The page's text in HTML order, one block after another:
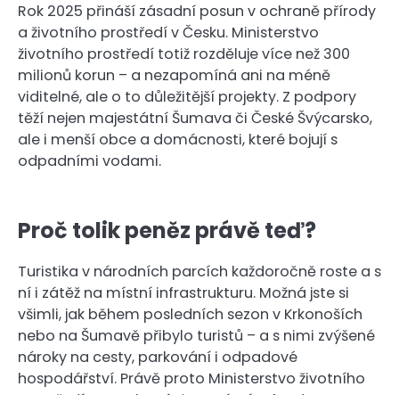
Rok 2025 přináší zásadní posun v ochraně přírody
a životního prostředí v Česku. Ministerstvo
životního prostředí totiž rozděluje více než 300
milionů korun – a nezapomíná ani na méně
viditelné, ale o to důležitější projekty. Z podpory
těží nejen majestátní Šumava či České Švýcarsko,
ale i menší obce a domácnosti, které bojují s
odpadními vodami.
Proč tolik peněz právě teď?
Turistika v národních parcích každoročně roste a s
ní i zátěž na místní infrastrukturu. Možná jste si
všimli, jak během posledních sezon v Krkonoších
nebo na Šumavě přibylo turistů – a s nimi zvýšené
nároky na cesty, parkování i odpadové
hospodářství. Právě proto Ministerstvo životního